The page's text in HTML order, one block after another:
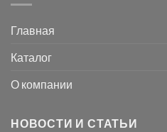
Главная
Каталог
О компании
НОВОСТИ И СТАТЬИ